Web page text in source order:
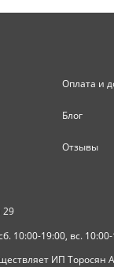
Оплата и
Блог
Отзывы
29
10:00-19:00, вс.
ИП Торосян